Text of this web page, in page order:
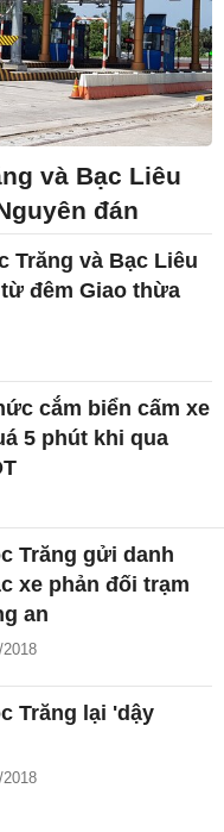
và Bạc Liêu
đán
Trăng và Bạc Liêu
đêm Giao thừa
cắm biển cấm xe
5 phút khi qua
Trăng gửi danh
xe phản đối trạm
an
Trăng lại 'dậy